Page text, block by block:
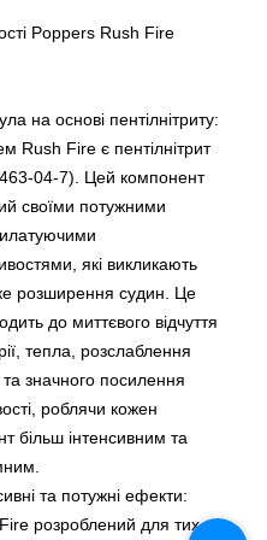
Poppers Rush Fire
на основі пентілнітриту:
Rush Fire є пентілнітрит
04-7). Цей компонент
своїми потужними
які викликають
розширення судин. Це
до миттєвого відчуття
тепла, розслаблення
та значного посилення
роблячи кожен
більш інтенсивним та
та потужні ефекти:
розроблений для тих,